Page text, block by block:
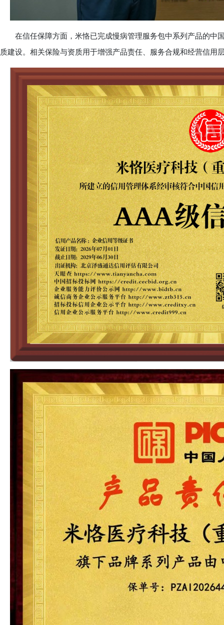
在信任保障方面，米恪已完成慢病管理服务包中系列产品的中
质建设。相关保险与资质用于增强产品责任、服务合规和经营信用